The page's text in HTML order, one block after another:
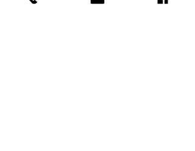
construction plus ou moins